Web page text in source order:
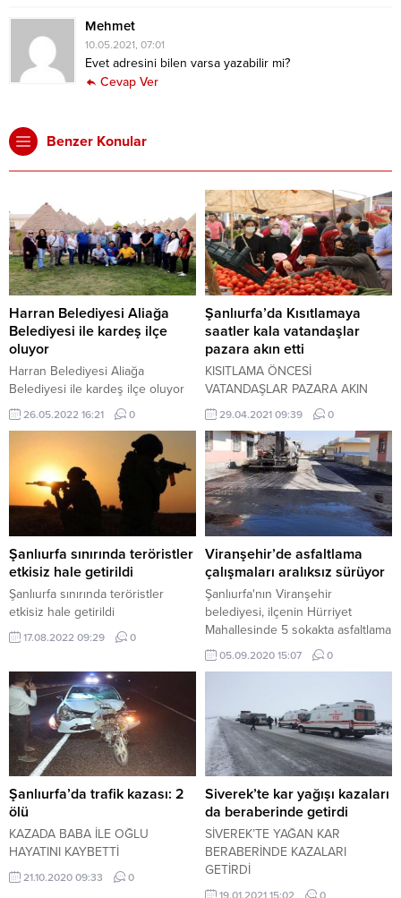
Mehmet
10.05.2021, 07:01
Evet adresini bilen varsa yazabilir mi?
Cevap Ver
Benzer Konular
Harran Belediyesi Aliağa
Belediyesi ile kardeş ilçe
oluyor
Harran Belediyesi Aliağa
Belediyesi ile kardeş ilçe oluyor
26.05.2022 16:21 0
Şanlıurfa’da Kısıtlamaya
saatler kala vatandaşlar
pazara akın etti
KISITLAMA ÖNCESİ
VATANDAŞLAR PAZARA AKIN
ETTİ29.04.2021 09:39 0
Şanlıurfa sınırında teröristler
etkisiz hale getirildi
Şanlıurfa sınırında teröristler
etkisiz hale getirildi
17.08.2022 09:29 0
Viranşehir’de asfaltlama
çalışmaları aralıksız sürüyor
Şanlıurfa'nın Viranşehir
belediyesi, ilçenin Hürriyet
Mahallesinde 5 sokakta asfaltlama
çalışması yaptı.
05.09.2020 15:07 0
Şanlıurfa’da trafik kazası: 2
ölü
KAZADA BABA İLE OĞLU
HAYATINI KAYBETTİ
21.10.2020 09:33 0
Siverek’te kar yağışı kazaları
da beraberinde getirdi
SİVEREK’TE YAĞAN KAR
BERABERİNDE KAZALARI
GETİRDİ
19.01.2021 15:02 0